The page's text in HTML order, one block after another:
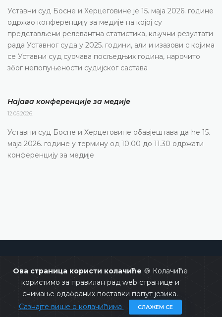
Ова страница користи колачиће 🍪 Колачиће
користимо за правилан рад web странице и
снимање одабраних поставки попут језика.
Сазнајте више о колачићима
СЛАЖЕМ СЕ
Уставни суд Босне и Херцеговине је 15. маја 2026. године
одржао конференцију за медије на којој су
представљени релевантна статистика, кључни резултати
рада Уставног суда у 2025. години, али и изазови с којима
се Уставни суд суочава посљедњих година, нарочито
због непопуњености судијског састава
Најава конференције за медије
12.05.2026.
Уставни суд Босне и Херцеговине обавјештава да ће 15.
маја 2026. године у термину од 10.00 до 11.30 одржати
конференцију за медије
Copyrights @ 2026Уставни суд БиХСва права задржана.